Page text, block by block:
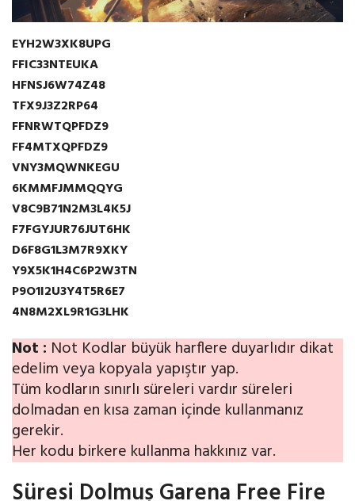
EYH2W3XK8UPG
FFIC33NTEUKA
HFNSJ6W74Z48
TFX9J3Z2RP64
FFNRWTQPFDZ9
FF4MTXQPFDZ9
VNY3MQWNKEGU
6KMMFJMMQQYG
V8C9B71N2M3L4K5J
F7FGYJUR76JUT6HK
D6F8G1L3M7R9XKY
Y9X5K1H4C6P2W3TN
P9O1I2U3Y4T5R6E7
4N8M2XL9R1G3LHK
Not : Not Kodlar büyük harflere duyarlıdır dikat
edelim veya kopyala yapıştır yap.
Tüm kodların sınırlı süreleri vardır süreleri
dolmadan en kısa zaman içinde kullanmanız
gerekir.
Her kodu birkere kullanma hakkınız var.
Süresi Dolmuş Garena Free Fire